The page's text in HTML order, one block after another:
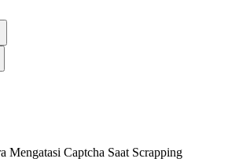
Mengatasi Captcha Saat Scrapping